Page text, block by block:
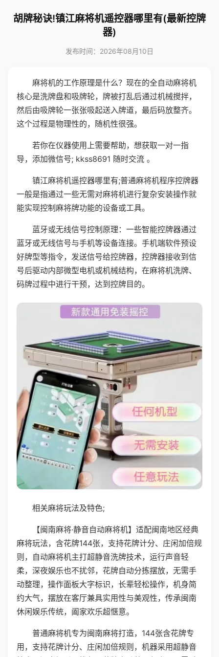
胡牌秘诀!镇江麻将机遥控器哪里有(最新控牌
器)
发布时间：2026年08月10日
麻将机的工作原理是什么？现在的全自动麻将机
核心是洗牌盘和吸牌轮，牌被打乱后通过机械搅拌，
然后由吸牌轮一张张吸起送入牌道，最后码放整齐。
这个过程是物理性的，随机性很强。
若你在仪器使用上需要帮助，想获取一对一指
导，添加微信号; kkss8691 随时交流 。
镇江麻将机遥控器哪里有;普通麻将机程序控牌器
一般是指通过一些无需对麻将机进行复杂安装操作就
能实现控制麻将牌功能的设备或工具。
蓝牙或无线信号控制原理：一些智能控牌器通过
蓝牙或无线信号与手机等设备连接。手机端软件预设
好牌型等指令，发送信号给控牌器，控牌器接收到信
号后驱动内部微型电机或机械结构，在麻将机洗牌、
码牌过程中进行干预，达到控牌目的。
相关麻将玩法及特色;
【闽南麻将·静音自动麻将机】适配闽南地区经典
麻将玩法，含花牌144张，支持花牌计分、庄闲加倍规
则，自动麻将机主打超静音洗牌技术，运行声音轻
柔，深夜娱乐也不扰邻，花牌自动分拣摆放，无需手
动整理，操作面板大字标识，长辈轻松操作，机身简
约大气，摆放在客厅兼具实用性与美观性，传承闽南
休闲娱乐传统，阖家欢乐超惬意。
普通麻将机专为闽南麻将打造，144张含花牌专
用，支持花牌计分、庄闲加倍规则，机器采用超静音